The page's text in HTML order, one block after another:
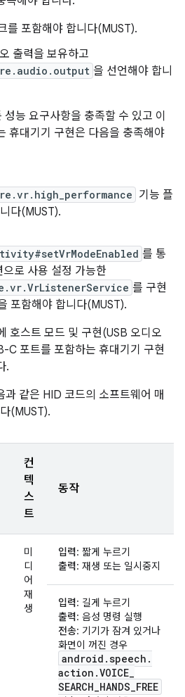
를 포함해야 합니다(MUST).
출력을 보유하고
을 선언해야 합니
능 요구사항을 충족할 수 있고 이
휴대기기 구현은 다음을 충족해야
기능 플
다(MUST).
를 통
로 사용 설정 가능한
를 구현
포함해야 합니다(MUST).
호스트 모드 및 구현(USB 오디오
C 포트를 포함하는 휴대기기 구현
.
같은 HID 코드의 소프트웨어 매
(MUST).
컨
텍
스
트
동작
미
디
어
재
생
입력: 짧게 누르기
출력: 재생 또는 일시중지
입력: 길게 누르기
출력: 음성 명령 실행
전송: 기기가 잠겨 있거나
화면이 꺼진 경우
android .speech .
action .VOICE_
SEARCH_HANDS_FREE